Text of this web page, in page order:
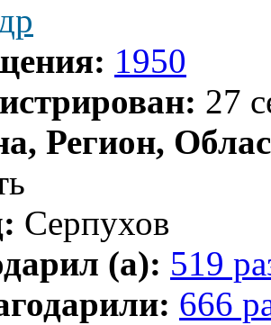
1950
27
Регион,
Серпухов
(а): 519
666